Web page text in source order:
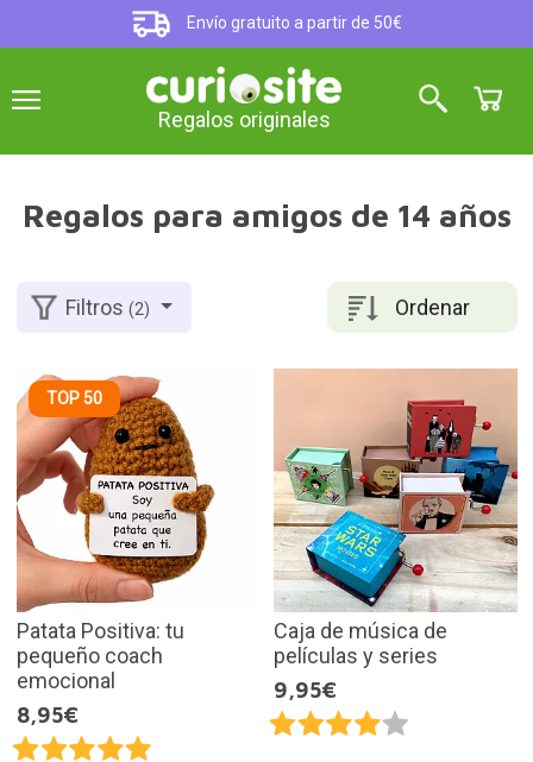
Envío gratuito a partir de 50€
Regalos originales
Regalos para amigos de 14 años
Ordenar
Filtros(2)
TOP 50
Patata Positiva: tu
pequeño coach
emocional
8,95€
Caja de música de
películas y series
9,95€